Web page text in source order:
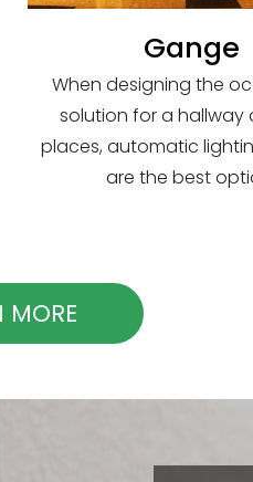
Gange
When designing the
solution for a hallway
places, automatic
are the best
MORE